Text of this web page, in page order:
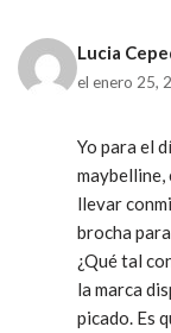
Lucia
el enero 25,
Yo para el
maybelline,
llevar
brocha
¿Qué tal
la marca
picado. Es